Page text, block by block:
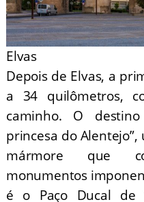
Elvas
Depois de Elvas, a
a 34 quilômetros,
caminho. O
princesa do
mármore que
monumentos
é o Paço Ducal de